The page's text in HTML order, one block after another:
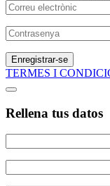
Enregistrar-se
TERMES I
Rellena tus datos